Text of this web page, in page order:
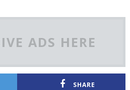
ADS HERE
SHARE